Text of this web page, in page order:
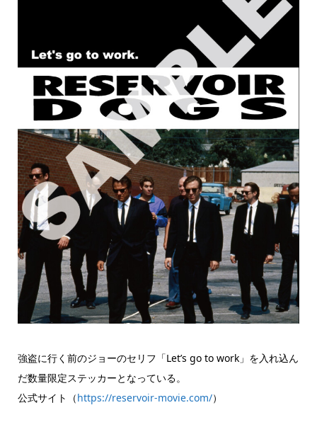
強盗に行く前のジョーのセリフ「Let’s go to work」を入れ込ん
だ数量限定ステッカーとなっている。
公式サイト（https://reservoir-movie.com/）